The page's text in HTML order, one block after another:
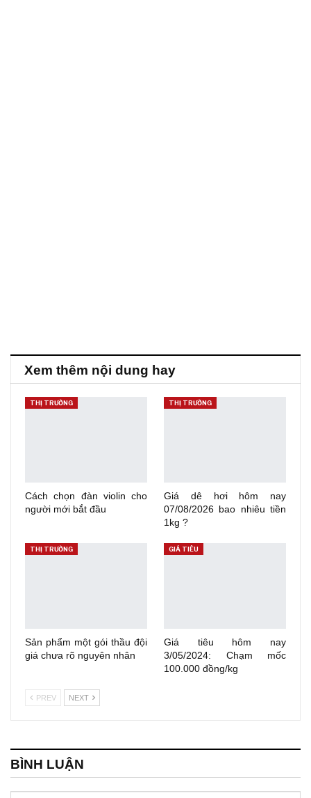
Xem thêm nội dung hay
THỊ TRƯỜNG
Cách chọn đàn violin cho
người mới bắt đầu
THỊ TRƯỜNG
Giá dê hơi hôm nay
07/08/2026 bao nhiêu tiền
1kg ?
THỊ TRƯỜNG
Sản phẩm một gói thầu đội
giá chưa rõ nguyên nhân
GIÁ TIÊU
Giá tiêu hôm nay
3/05/2024: Chạm mốc
100.000 đồng/kg
PREV NEXT
BÌNH LUẬN